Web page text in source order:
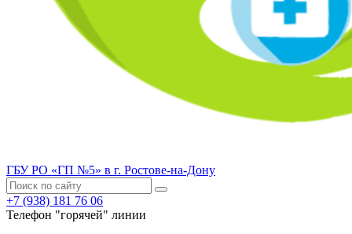
ГБУ РО «ГП №5» в г. Ростове-на-Дону
+7 (938) 181 76 06
Телефон "горячей" линии